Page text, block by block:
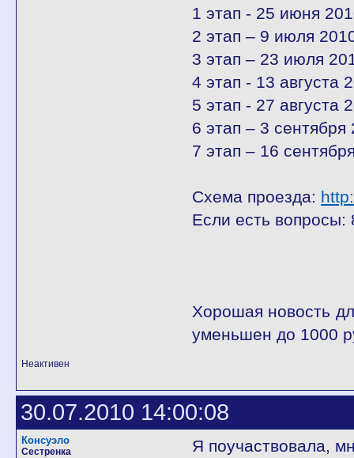
1 этап - 25 июня
2 этап – 9 июля
3 этап – 23 июля
4 этап - 13 августа
5 этап - 27 августа
6 этап – 3 сентября
7 этап – 16
Схема проезда:
Если есть
Хорошая новость
уменьшен до 1000
Неактивен
30.07.2010 14:00:08
Консуэло
Сестренка Я поучаствовала,